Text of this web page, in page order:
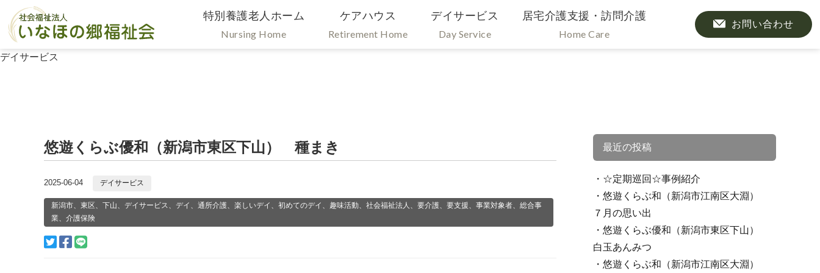
特別養護老人ホーム
Nursing Home
ケアハウス
Retirement Home
デイサービス
Day Service
居宅介護支援・訪問介護
Home Care
お問い合わせ
デイサービス
悠遊くらぶ優和（新潟市東区下山） 種まき
2025-06-04 デイサービス
新潟市、東区、下山、デイサービス、デイ、通所介護、楽しいデイ、初めてのデイ、趣味活動、社会福祉法人、要介護、要支援、事業対象者、総合事
業、介護保険
最近の投稿
☆定期巡回☆事例紹介
悠遊くらぶ和（新潟市江南区大淵）
７月の思い出
悠遊くらぶ優和（新潟市東区下山）
白玉あんみつ
悠遊くらぶ和（新潟市江南区大淵）